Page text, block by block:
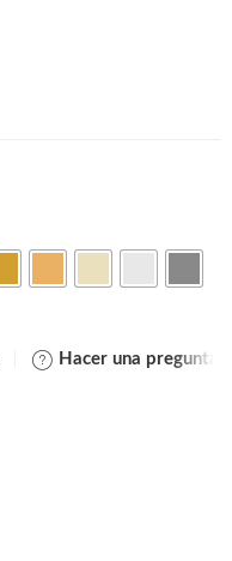
Hacer una pregunta